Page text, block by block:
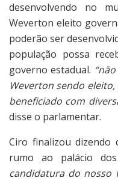
desenvolvendo no
Weverton eleito
poderão ser
população possa
governo estadual.
Weverton sendo
beneficiado com
disse o parlamentar.
Ciro finalizou dizendo
rumo ao palácio
candidatura do nosso